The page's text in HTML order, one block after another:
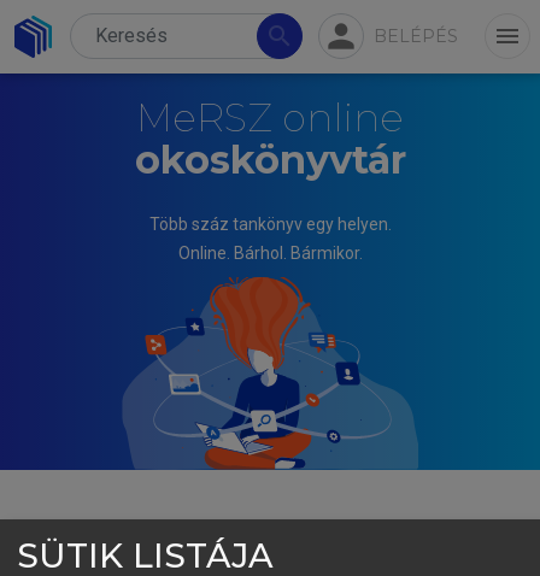
search person BELÉPÉS menu
MeRSZ online
okoskönyvtár
Több száz tankönyv egy helyen.
Online. Bárhol. Bármikor.
BLAHÓ ANDRÁS, PRANDLER ÁRPÁD (SZERK.)
SÜTIK LISTÁJA